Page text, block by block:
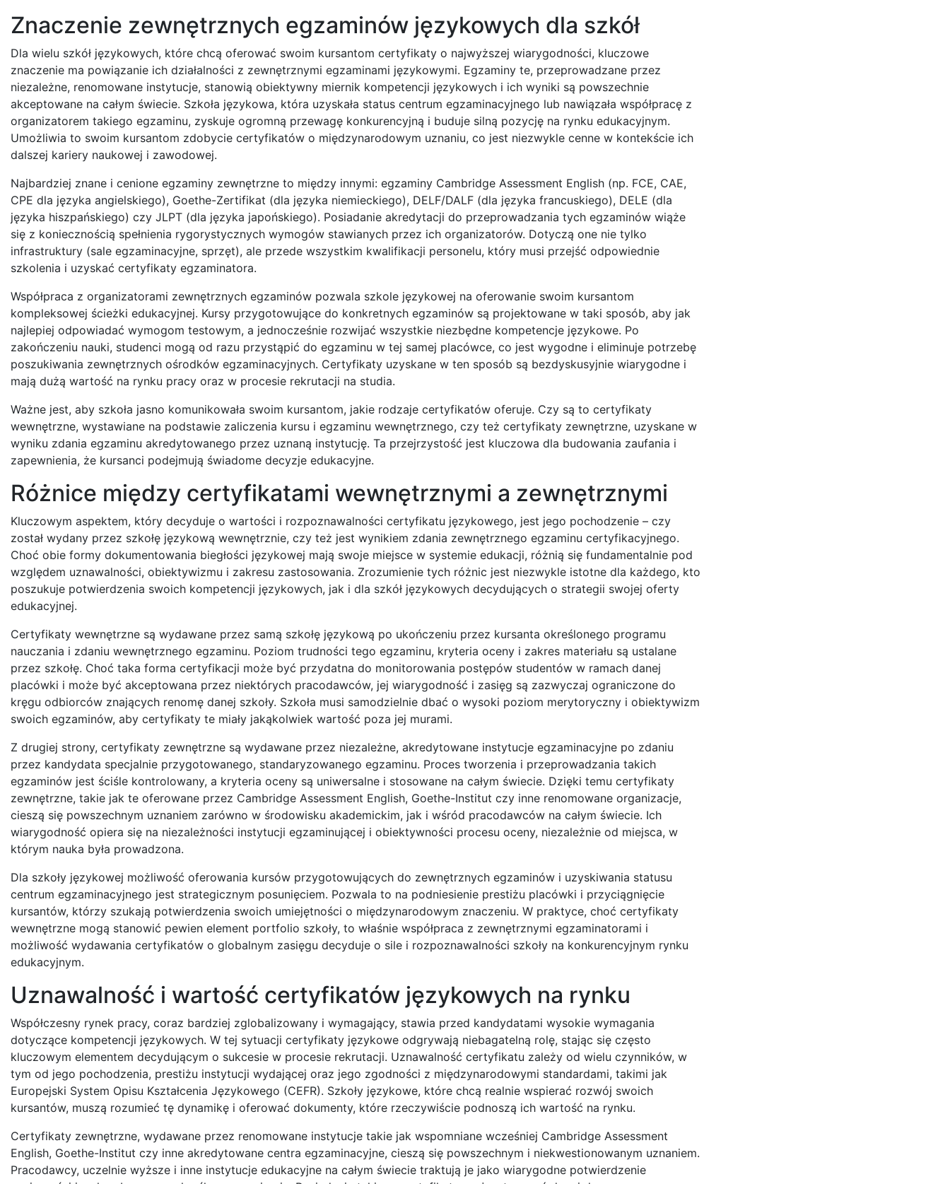
Znaczenie zewnętrznych egzaminów językowych dla szkół
Dla wielu szkół językowych, które chcą oferować swoim kursantom certyfikaty o najwyższej wiarygodności, kluczowe
znaczenie ma powiązanie ich działalności z zewnętrznymi egzaminami językowymi. Egzaminy te, przeprowadzane przez
niezależne, renomowane instytucje, stanowią obiektywny miernik kompetencji językowych i ich wyniki są powszechnie
akceptowane na całym świecie. Szkoła językowa, która uzyskała status centrum egzaminacyjnego lub nawiązała współpracę z
organizatorem takiego egzaminu, zyskuje ogromną przewagę konkurencyjną i buduje silną pozycję na rynku edukacyjnym.
Umożliwia to swoim kursantom zdobycie certyfikatów o międzynarodowym uznaniu, co jest niezwykle cenne w kontekście ich
dalszej kariery naukowej i zawodowej.
Najbardziej znane i cenione egzaminy zewnętrzne to między innymi: egzaminy Cambridge Assessment English (np. FCE, CAE,
CPE dla języka angielskiego), Goethe-Zertifikat (dla języka niemieckiego), DELF/DALF (dla języka francuskiego), DELE (dla
języka hiszpańskiego) czy JLPT (dla języka japońskiego). Posiadanie akredytacji do przeprowadzania tych egzaminów wiąże
się z koniecznością spełnienia rygorystycznych wymogów stawianych przez ich organizatorów. Dotyczą one nie tylko
infrastruktury (sale egzaminacyjne, sprzęt), ale przede wszystkim kwalifikacji personelu, który musi przejść odpowiednie
szkolenia i uzyskać certyfikaty egzaminatora.
Współpraca z organizatorami zewnętrznych egzaminów pozwala szkole językowej na oferowanie swoim kursantom
kompleksowej ścieżki edukacyjnej. Kursy przygotowujące do konkretnych egzaminów są projektowane w taki sposób, aby jak
najlepiej odpowiadać wymogom testowym, a jednocześnie rozwijać wszystkie niezbędne kompetencje językowe. Po
zakończeniu nauki, studenci mogą od razu przystąpić do egzaminu w tej samej placówce, co jest wygodne i eliminuje potrzebę
poszukiwania zewnętrznych ośrodków egzaminacyjnych. Certyfikaty uzyskane w ten sposób są bezdyskusyjnie wiarygodne i
mają dużą wartość na rynku pracy oraz w procesie rekrutacji na studia.
Ważne jest, aby szkoła jasno komunikowała swoim kursantom, jakie rodzaje certyfikatów oferuje. Czy są to certyfikaty
wewnętrzne, wystawiane na podstawie zaliczenia kursu i egzaminu wewnętrznego, czy też certyfikaty zewnętrzne, uzyskane w
wyniku zdania egzaminu akredytowanego przez uznaną instytucję. Ta przejrzystość jest kluczowa dla budowania zaufania i
zapewnienia, że kursanci podejmują świadome decyzje edukacyjne.
Różnice między certyfikatami wewnętrznymi a zewnętrznymi
Kluczowym aspektem, który decyduje o wartości i rozpoznawalności certyfikatu językowego, jest jego pochodzenie – czy
został wydany przez szkołę językową wewnętrznie, czy też jest wynikiem zdania zewnętrznego egzaminu certyfikacyjnego.
Choć obie formy dokumentowania biegłości językowej mają swoje miejsce w systemie edukacji, różnią się fundamentalnie pod
względem uznawalności, obiektywizmu i zakresu zastosowania. Zrozumienie tych różnic jest niezwykle istotne dla każdego, kto
poszukuje potwierdzenia swoich kompetencji językowych, jak i dla szkół językowych decydujących o strategii swojej oferty
edukacyjnej.
Certyfikaty wewnętrzne są wydawane przez samą szkołę językową po ukończeniu przez kursanta określonego programu
nauczania i zdaniu wewnętrznego egzaminu. Poziom trudności tego egzaminu, kryteria oceny i zakres materiału są ustalane
przez szkołę. Choć taka forma certyfikacji może być przydatna do monitorowania postępów studentów w ramach danej
placówki i może być akceptowana przez niektórych pracodawców, jej wiarygodność i zasięg są zazwyczaj ograniczone do
kręgu odbiorców znających renomę danej szkoły. Szkoła musi samodzielnie dbać o wysoki poziom merytoryczny i obiektywizm
swoich egzaminów, aby certyfikaty te miały jakąkolwiek wartość poza jej murami.
Z drugiej strony, certyfikaty zewnętrzne są wydawane przez niezależne, akredytowane instytucje egzaminacyjne po zdaniu
przez kandydata specjalnie przygotowanego, standaryzowanego egzaminu. Proces tworzenia i przeprowadzania takich
egzaminów jest ściśle kontrolowany, a kryteria oceny są uniwersalne i stosowane na całym świecie. Dzięki temu certyfikaty
zewnętrzne, takie jak te oferowane przez Cambridge Assessment English, Goethe-Institut czy inne renomowane organizacje,
cieszą się powszechnym uznaniem zarówno w środowisku akademickim, jak i wśród pracodawców na całym świecie. Ich
wiarygodność opiera się na niezależności instytucji egzaminującej i obiektywności procesu oceny, niezależnie od miejsca, w
którym nauka była prowadzona.
Dla szkoły językowej możliwość oferowania kursów przygotowujących do zewnętrznych egzaminów i uzyskiwania statusu
centrum egzaminacyjnego jest strategicznym posunięciem. Pozwala to na podniesienie prestiżu placówki i przyciągnięcie
kursantów, którzy szukają potwierdzenia swoich umiejętności o międzynarodowym znaczeniu. W praktyce, choć certyfikaty
wewnętrzne mogą stanowić pewien element portfolio szkoły, to właśnie współpraca z zewnętrznymi egzaminatorami i
możliwość wydawania certyfikatów o globalnym zasięgu decyduje o sile i rozpoznawalności szkoły na konkurencyjnym rynku
edukacyjnym.
Uznawalność i wartość certyfikatów językowych na rynku
Współczesny rynek pracy, coraz bardziej zglobalizowany i wymagający, stawia przed kandydatami wysokie wymagania
dotyczące kompetencji językowych. W tej sytuacji certyfikaty językowe odgrywają niebagatelną rolę, stając się często
kluczowym elementem decydującym o sukcesie w procesie rekrutacji. Uznawalność certyfikatu zależy od wielu czynników, w
tym od jego pochodzenia, prestiżu instytucji wydającej oraz jego zgodności z międzynarodowymi standardami, takimi jak
Europejski System Opisu Kształcenia Językowego (CEFR). Szkoły językowe, które chcą realnie wspierać rozwój swoich
kursantów, muszą rozumieć tę dynamikę i oferować dokumenty, które rzeczywiście podnoszą ich wartość na rynku.
Certyfikaty zewnętrzne, wydawane przez renomowane instytucje takie jak wspomniane wcześniej Cambridge Assessment
English, Goethe-Institut czy inne akredytowane centra egzaminacyjne, cieszą się powszechnym i niekwestionowanym uznaniem.
Pracodawcy, uczelnie wyższe i inne instytucje edukacyjne na całym świecie traktują je jako wiarygodne potwierdzenie